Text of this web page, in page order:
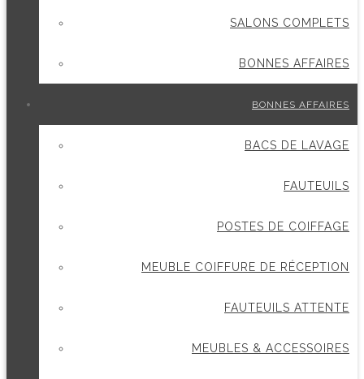
SALONS COMPLETS
BONNES AFFAIRES
BONNES AFFAIRES
BACS DE LAVAGE
FAUTEUILS
POSTES DE COIFFAGE
MEUBLE COIFFURE DE RÉCEPTION
FAUTEUILS ATTENTE
MEUBLES & ACCESSOIRES